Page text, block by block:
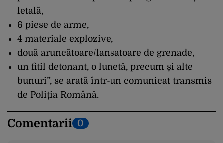
letală,
6 piese de arme,
4 materiale explozive,
două aruncătoare/lansatoare de grenade,
un fitil detonant, o lunetă, precum și alte
bunuri”, se arată într-un comunicat transmis
de Poliția Română.
Comentarii 0